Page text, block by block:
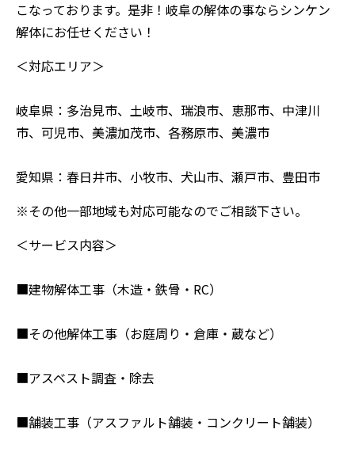
こなっております。是非！岐阜の解体の事ならシンケン
解体にお任せください！
＜対応エリア＞
岐阜県：多治見市、土岐市、瑞浪市、恵那市、中津川
市、可児市、美濃加茂市、各務原市、美濃市
愛知県：春日井市、小牧市、犬山市、瀬戸市、豊田市
※その他一部地域も対応可能なのでご相談下さい。
＜サービス内容＞
■建物解体工事（木造・鉄骨・RC）
■その他解体工事（お庭周り・倉庫・蔵など）
■アスベスト調査・除去
■舗装工事（アスファルト舗装・コンクリート舗装）